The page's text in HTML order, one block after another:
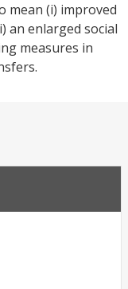
mean (i) improved
an enlarged social
measures in